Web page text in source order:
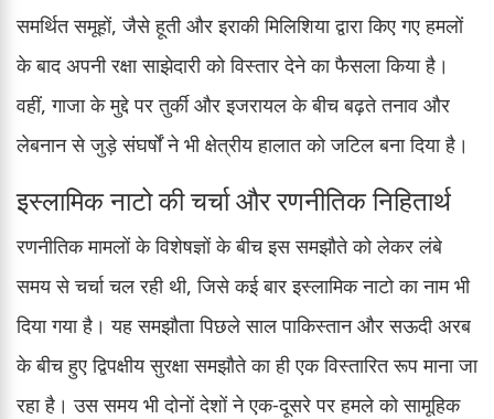
समर्थित समूहों, जैसे हूती और इराकी मिलिशिया द्वारा किए गए हमलों
के बाद अपनी रक्षा साझेदारी को विस्तार देने का फैसला किया है।
वहीं, गाजा के मुद्दे पर तुर्की और इजरायल के बीच बढ़ते तनाव और
लेबनान से जुड़े संघर्षों ने भी क्षेत्रीय हालात को जटिल बना दिया है।
इस्लामिक नाटो की चर्चा और रणनीतिक निहितार्थ
रणनीतिक मामलों के विशेषज्ञों के बीच इस समझौते को लेकर लंबे
समय से चर्चा चल रही थी, जिसे कई बार इस्लामिक नाटो का नाम भी
दिया गया है। यह समझौता पिछले साल पाकिस्तान और सऊदी अरब
के बीच हुए द्विपक्षीय सुरक्षा समझौते का ही एक विस्तारित रूप माना जा
रहा है। उस समय भी दोनों देशों ने एक-दूसरे पर हमले को सामूहिक